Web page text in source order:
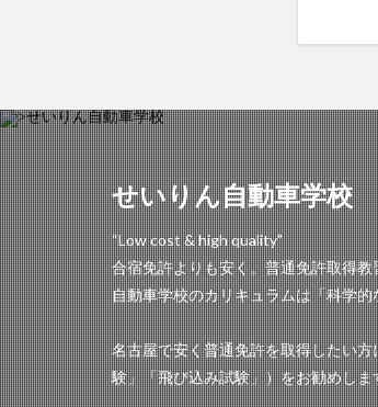
せいりん自動車学校
“Low cost & high quality”
合宿免許よりも安く。普通免許取得
自動車学校のカリキュラムは「科学
名古屋で安く普通免許を取得したい
験」「飛び込み試験」）をお勧めしま